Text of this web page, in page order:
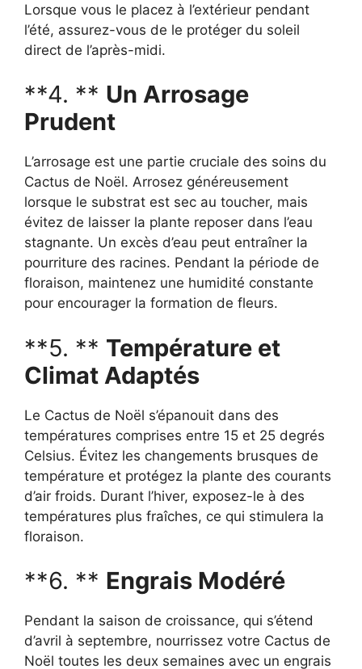
Lorsque vous le placez à l’extérieur pendant
l’été, assurez-vous de le protéger du soleil
direct de l’après-midi.
**4. ** Un Arrosage
Prudent
L’arrosage est une partie cruciale des soins du
Cactus de Noël. Arrosez généreusement
lorsque le substrat est sec au toucher, mais
évitez de laisser la plante reposer dans l’eau
stagnante. Un excès d’eau peut entraîner la
pourriture des racines. Pendant la période de
floraison, maintenez une humidité constante
pour encourager la formation de fleurs.
**5. ** Température et
Climat Adaptés
Le Cactus de Noël s’épanouit dans des
températures comprises entre 15 et 25 degrés
Celsius. Évitez les changements brusques de
température et protégez la plante des courants
d’air froids. Durant l’hiver, exposez-le à des
températures plus fraîches, ce qui stimulera la
floraison.
**6. ** Engrais Modéré
Pendant la saison de croissance, qui s’étend
d’avril à septembre, nourrissez votre Cactus de
Noël toutes les deux semaines avec un engrais